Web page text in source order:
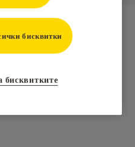
бисквитки
бисквитките